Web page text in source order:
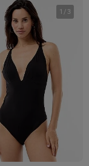
1 / 3